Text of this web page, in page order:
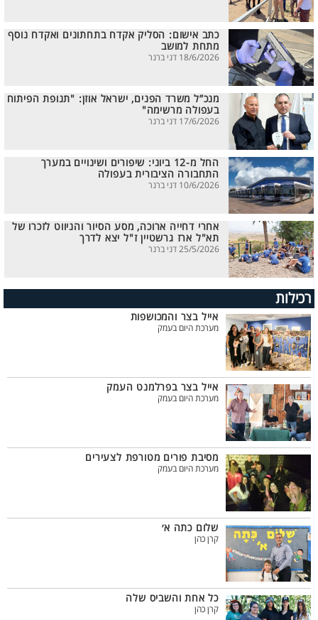
כתב אישום: הסליק אקדח בתחתונים ואקדח נוסף
מתחת למושב
18/6/2026 דני ברנר
מנכ”ל משרד הפנים, ישראל אוזן: "תנופת הפיתוח
בעפולה מרשימה"
17/6/2026 דני ברנר
החל מ-12 ביוני: שיפורים ושינויים במערך
התחבורה הציבורית בעפולה
10/6/2026 דני ברנר
אחרי דחייה ארוכה, מסע הסיור והניווט לזכרו של
תא"ל ארז גרשטיין ז"ל יצא לדרך
25/5/2026 דני ברנר
רכילות
אייל בצר והמכושפות
מערכת היום בעמק
אייל בצר בפרלמנט העמק
מערכת היום בעמק
מסיבת פורים מטורפת לצעירים
מערכת היום בעמק
שלום כתה א׳
קרן כהן
כל אחת והשביס שלה
קרן כהן